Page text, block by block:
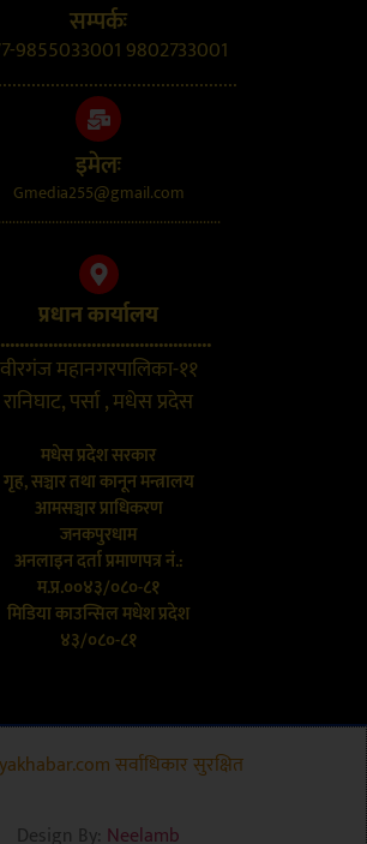
सम्पर्कः
9855033001 9802733001
इमेलः
Gmedia255@gmail.com
प्रधान कार्यालय
वीरगंज महानगरपालिका-११
रानिघाट, पर्सा , मधेस प्रदेस
मधेस प्रदेश सरकार
गृह, सञ्चार तथा कानून मन्त्रालय
आमसञ्चार प्राधिकरण
जनकपुरधाम
अनलाइन दर्ता प्रमाणपत्र नं.:
म.प्र.००४३/०८०-८१
मिडिया काउन्सिल मधेश प्रदेश
४३/०८०-८१
सर्वाधिकार सुरक्षित
Design By: Neelamb